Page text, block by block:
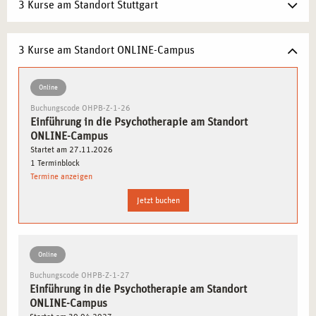
PRAKTISCHE ÜBUNGEN FÜR EIN
Erleben Sie anhand praxisnaher Fallbeispiele, wie
Gruppen- und Einzelübungen setzen Sie sich mit
verschiedenen Techniken auseinander und lernen, wie ein
vertrauensvolles Gespräch aufgebaut wird. Vorkenntnisse
sind nicht erforderlich – Offenheit und Neugier reichen
aus.
GEMEINSAME REFLEXION UND PERSÖNLICHE
ORIENTIERUNG
Ein wesentlicher Bestandteil des Seminars ist der
Austausch mit den Teilnehmenden und erfahrenen
Fachkräften. Sie reflektieren Ihre Erfahrungen aus den
Übungen, besprechen berufliche Möglichkeiten und
3 Kurse am Standort Stuttgart
3 Kurse am Standort ONLINE-Campus
Online
Buchungscode OHPB-Z-1-26
Einführung in die Psychotherapie am Standort
ONLINE-Campus
Startet am 27.11.2026
1 Terminblock
Termine anzeigen
Jetzt buchen
Online
Buchungscode OHPB-Z-1-27
Einführung in die Psychotherapie am Standort
ONLINE-Campus